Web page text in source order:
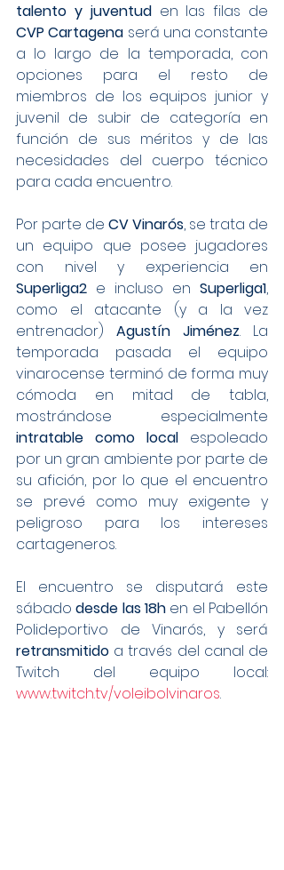
talento y juventud
CVP Cartagena será una constante
a lo largo de la temporada, con
opciones para el resto de
miembros de los equipos junior y
juvenil de subir de categoría en
función de sus méritos y de las
necesidades del cuerpo técnico
para cada encuentro.
Por parte de CV Vinarós, se trata de
un equipo que posee jugadores
Superliga2 e incluso en Superliga1,
como el atacante (y a la vez
entrenador) Agustín Jiménez. La
temporada pasada el equipo
vinarocense terminó de forma muy
cómoda en mitad de tabla,
intratable como local espoleado
por un gran ambiente por parte de
su afición, por lo que el encuentro
se prevé como muy exigente y
peligroso para los intereses
cartageneros.
El encuentro se disputará este
sábado desde las 18h en el Pabellón
retransmitido a través del canal de
www.twitch.tv/voleibolvinaros.